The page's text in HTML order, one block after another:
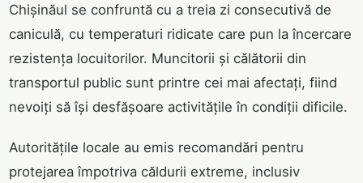
Chișinăul se confruntă cu a treia zi consecutivă de
caniculă, cu temperaturi ridicate care pun la încercare
rezistența locuitorilor. Muncitorii și călătorii din
transportul public sunt printre cei mai afectați, fiind
nevoiți să își desfășoare activitățile în condiții dificile.
Autoritățile locale au emis recomandări pentru
protejarea împotriva căldurii extreme, inclusiv